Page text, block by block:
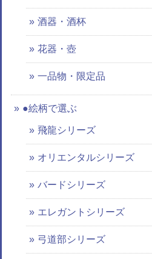
酒器・酒杯
花器・壺
一品物・限定品
●絵柄で選ぶ
飛龍シリーズ
オリエンタルシリーズ
バードシリーズ
エレガントシリーズ
弓道部シリーズ